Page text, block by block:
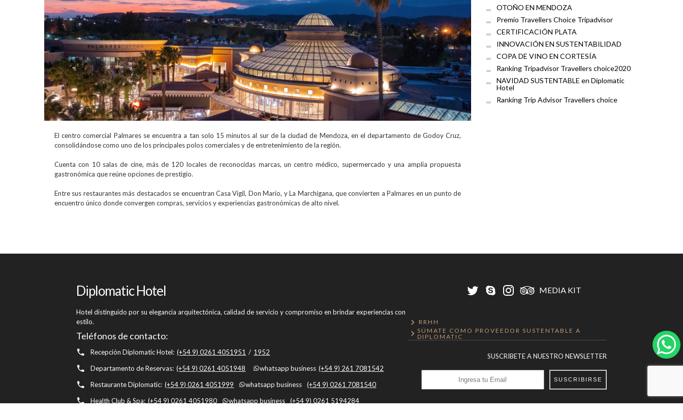
Shopping
El centro comercial Palmares se encuentra a tan solo 15 minutos al sur de la ciudad de Mendoza, en el departamento de Godoy Cruz,
consolidándose como uno de los principales polos comerciales y de entretenimiento de la región.
Cuenta con 10 salas de cine, más de 120 locales de reconocidas marcas, un centro médico, supermercado y una amplia propuesta
gastronómica que reúne opciones de prestigio.
Entre sus restaurantes más destacados se encuentran Casa Vigil, Don Mario, y La Marchigana, que convierten a Palmares en un punto de
encuentro único donde convergen compras, servicios y experiencias gastronómicas de alto nivel.
OTOÑO EN MENDOZA
Premio Travellers Choice Tripadvisor
CERTIFICACIÓN PLATA
INNOVACIÓN EN SUSTENTABILIDAD
COPA DE VINO EN CORTESÍA
Ranking Tripadvisor Travellers choice2020
NAVIDAD SUSTENTABLE en Diplomatic
Hotel
Ranking Trip Advisor Travellers choice
Diplomatic Hotel
Hotel distinguido por su elegancia arquitectónica, calidad de servicio y compromiso en brindar experiencias con
estilo.
Teléfonos de contacto:
Recepción Diplomatic Hotel: (+54 9) 0261 4051951 / 1952
Departamento de Reservas: (+54 9) 0261 4051948 whatsapp business (+54 9) 261 7081542
Restaurante Diplomatic: (+54 9) 0261 4051999 whatsapp business
(+54 9) 0261 7081540
Health Club & Spa: (+54 9) 0261 4051980 whatsapp business
(+54 9) 0261 5194284
MEDIA KIT
RRHH
SÚMATE COMO PROVEEDOR SUSTENTABLE A
DIPLOMATIC
SUSCRÍBETE A NUESTRO NEWSLETTER
SUSCRIBIRSE